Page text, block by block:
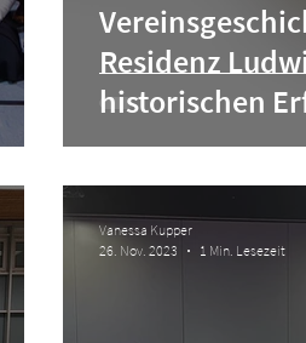
Residenz
historischen
Meisterschaft
Vanessa Kupper
26. Nov. 2023
1 Min. Lesezeit